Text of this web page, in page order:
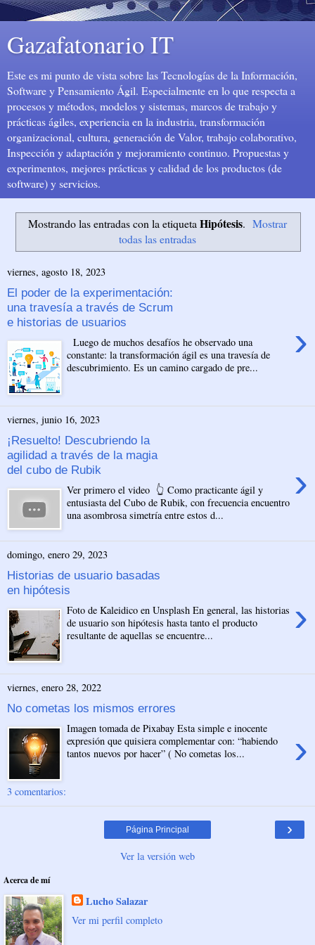
Gazafatonario IT
Este es mi punto de vista sobre las Tecnologías de la Información,
Software y Pensamiento Ágil. Especialmente en lo que respecta a
procesos y métodos, modelos y sistemas, marcos de trabajo y
prácticas ágiles, experiencia en la industria, transformación
organizacional, cultura, generación de Valor, trabajo colaborativo,
Inspección y adaptación y mejoramiento continuo. Propuestas y
experimentos, mejores prácticas y calidad de los productos (de
software) y servicios.
Mostrando las entradas con la etiqueta Hipótesis. Mostrar
todas las entradas
viernes, agosto 18, 2023
El poder de la experimentación:
una travesía a través de Scrum
e historias de usuarios
›
Luego de muchos desafíos he observado una
constante: la transformación ágil es una travesía de
descubrimiento. Es un camino cargado de pre...
viernes, junio 16, 2023
¡Resuelto! Descubriendo la
agilidad a través de la magia
del cubo de Rubik
›
Ver primero el video 👆 Como practicante ágil y
entusiasta del Cubo de Rubik, con frecuencia encuentro
una asombrosa simetría entre estos d...
domingo, enero 29, 2023
Historias de usuario basadas
en hipótesis
›
Foto de Kaleidico en Unsplash En general, las historias
de usuario son hipótesis hasta tanto el producto
resultante de aquellas se encuentre...
viernes, enero 28, 2022
No cometas los mismos errores
›
Imagen tomada de Pixabay Esta simple e inocente
expresión que quisiera complementar con: “habiendo
tantos nuevos por hacer” ( No cometas los...
3 comentarios:
›
Página Principal
Ver la versión web
Acerca de mí
Lucho Salazar
Ver mi perfil completo